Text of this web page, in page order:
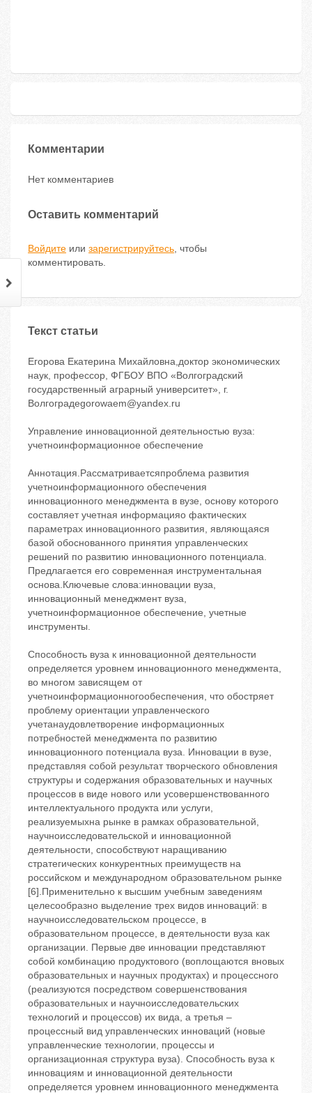
Комментарии
Нет комментариев
Оставить комментарий
Войдите или зарегистрируйтесь, чтобы
комментировать.
Текст статьи
Егорова Екатерина Михайловна,доктор экономических
наук, профессор, ФГБОУ ВПО «Волгоградский
государственный аграрный университет», г.
Волгоградegorowaem@yandex.ru
Управление инновационной деятельностью вуза:
учетноинформационное обеспечение
Аннотация.Рассматриваетсяпроблема развития
учетноинформационного обеспечения
инновационного менеджмента в вузе, основу которого
составляет учетная информацияо фактических
параметрах инновационного развития, являющаяся
базой обоснованного принятия управленческих
решений по развитию инновационного потенциала.
Предлагается его современная инструментальная
основа.Ключевые слова:инновации вуза,
инновационный менеджмент вуза,
учетноинформационное обеспечение, учетные
инструменты.
Способность вуза к инновационной деятельности
определяется уровнем инновационного менеджмента,
во многом зависящем от
учетноинформационногообеспечения, что обостряет
проблему ориентации управленческого
учетанаудовлетворение информационных
потребностей менеджмента по развитию
инновационного потенциала вуза. Инновации в вузе,
представляя собой результат творческого обновления
структуры и содержания образовательных и научных
процессов в виде нового или усовершенствованного
интеллектуального продукта или услуги,
реализуемыхна рынке в рамках образовательной,
научноисследовательской и инновационной
деятельности, способствуют наращиванию
стратегических конкурентных преимуществ на
российском и международном образовательном рынке
[6].Применительно к высшим учебным заведениям
целесообразно выделение трех видов инноваций: в
научноисследовательском процессе, в
образовательном процессе, в деятельности вуза как
организации. Первые две инновации представляют
собой комбинацию продуктового (воплощаются вновых
образовательных и научных продуктах) и процессного
(реализуются посредством совершенствования
образовательных и научноисследовательских
технологий и процессов) их вида, а третья –
процессный вид управленческих инноваций (новые
управленческие технологии, процессы и
организационная структура вуза). Способность вуза к
инновациям и инновационной деятельности
определяется уровнем инновационного менеджмента